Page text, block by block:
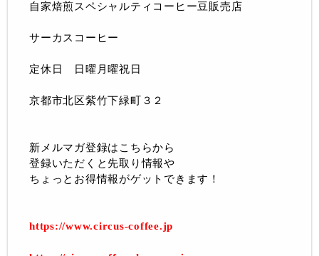
自家焙煎スペシャルティコーヒー豆販売店
サーカスコーヒー
定休日 日曜月曜祝日
京都市北区紫竹下緑町３２
新メルマガ登録はこちらから
登録いただくと先取り情報や
ちょっとお得情報がゲットできます！
https://www.circus-coffee.jp